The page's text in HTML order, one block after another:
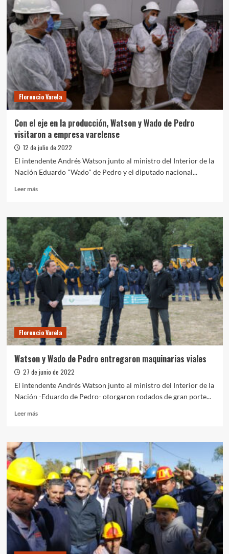
Florencio Varela
Con el eje en la producción, Watson y Wado de Pedro
visitaron a empresa varelense
12 de julio de 2022
El intendente Andrés Watson junto al ministro del Interior de la
Nación Eduardo "Wado" de Pedro y el diputado nacional...
Leer másLeer
Con
el
eje
en
la
producción,
Watson
Wado
de
Pedro
visitaron
a
empresa
Florencio Varela
Watson y Wado de Pedro entregaron maquinarias viales
27 de junio de 2022
El intendente Andrés Watson junto al ministro del Interior de la
Nación -Eduardo de Pedro- otorgaron rodados de gran porte...
Leer másLeer
Watson
Wado
de
Pedro
entregaron
maquinarias
viales